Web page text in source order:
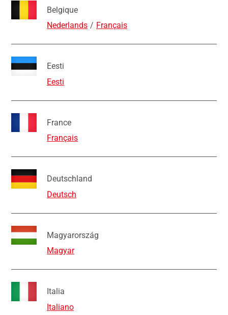
Belgique
Nederlands
Français
Eesti
Eesti
France
Français
Deutschland
Deutsch
Magyarország
Magyar
Italia
Italiano